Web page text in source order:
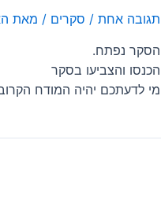
תגובה אחת / סקרים / מאת
הסקר נפתח.
הכנסו והצביעו בסקר
מי לדעתכם יהיה המודח